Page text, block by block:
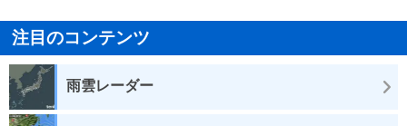
注目のコンテンツ
雨雲レーダー